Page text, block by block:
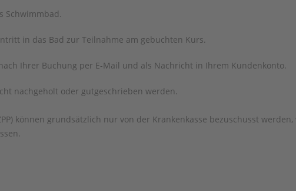
Schwimmbad.
in das Bad zur Teilnahme am gebuchten Kurs.
Ihrer Buchung per E-Mail und als Nachricht in Ihrem Kundenkonto.
nachgeholt oder gutgeschrieben werden.
können grundsätzlich nur von der Krankenkasse bezuschusst werden,